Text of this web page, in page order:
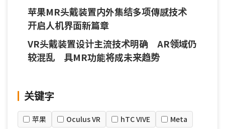
苹果MR头戴装置内外集结多项傳感技术
开启人机界面新篇章
VR头戴装置设计主流技术明确 AR领域仍
较混乱 具MR功能将成未来趋势
关键字
苹果 Oculus VR hTC VIVE
Meta